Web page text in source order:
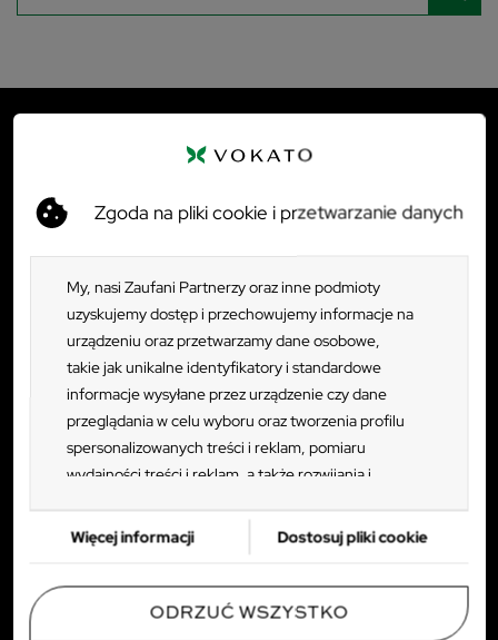
Zgoda na pliki cookie i przetwarzanie danych
My, nasi Zaufani Partnerzy oraz inne podmioty
uzyskujemy dostęp i przechowujemy informacje na
urządzeniu oraz przetwarzamy dane osobowe,
takie jak unikalne identyfikatory i standardowe
informacje wysyłane przez urządzenie czy dane
przeglądania w celu wyboru oraz tworzenia profilu
spersonalizowanych treści i reklam, pomiaru
wydajności treści i reklam, a także rozwijania i
Zaufani Partnerzy możemy korzystać z
precyzyjnych danych geolokalizacyjnych oraz
Ponieważ cenimy Twoją prywatność, prosimy o
Więcej informacji Dostosuj pliki cookie
ODRZUĆ WSZYSTKO
Klienci biznesowi
Dostawy i logistyka
+48 783 173 632
Zwroty i reklamacje
+48 782 133 859
pn - pt: 8:00 - 16:00
ul. Tczewska 35, 83-112 Rokitki
SPRAWDŹ RÓWNIEŻ
WAŻNE INFORMACJE